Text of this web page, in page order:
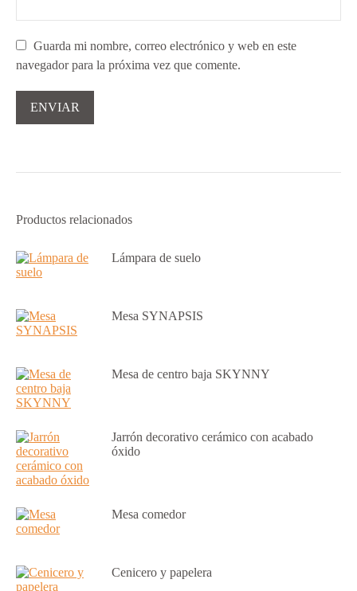
Guarda mi nombre, correo electrónico y web en este
navegador para la próxima vez que comente.
Productos relacionados
Lámpara de suelo
Mesa SYNAPSIS
Mesa de centro baja SKYNNY
Jarrón decorativo cerámico con acabado
óxido
Mesa comedor
Cenicero y papelera